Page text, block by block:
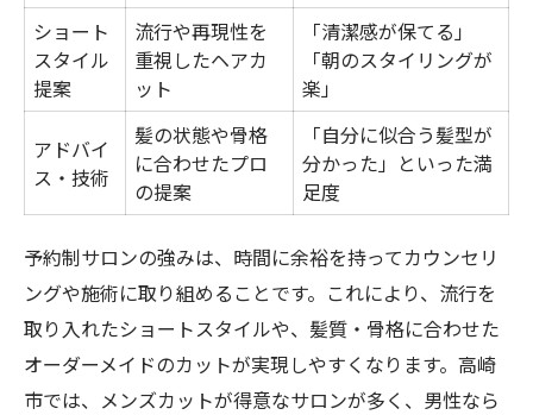
ショート
スタイル
提案
流行や再現性を
重視したヘアカ
ット
「清潔感が保てる」
「朝のスタイリングが
楽」
アドバイ
ス・技術
髪の状態や骨格
に合わせたプロ
の提案
「自分に似合う髪型が
分かった」といった満
足度
予約制サロンの強みは、時間に余裕を持ってカウンセリ
ングや施術に取り組めることです。これにより、流行を
取り入れたショートスタイルや、髪質・骨格に合わせた
オーダーメイドのカットが実現しやすくなります。高崎
市では、メンズカットが得意なサロンが多く、男性なら